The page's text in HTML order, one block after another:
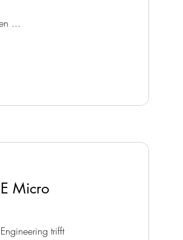
...
Micro
trifft